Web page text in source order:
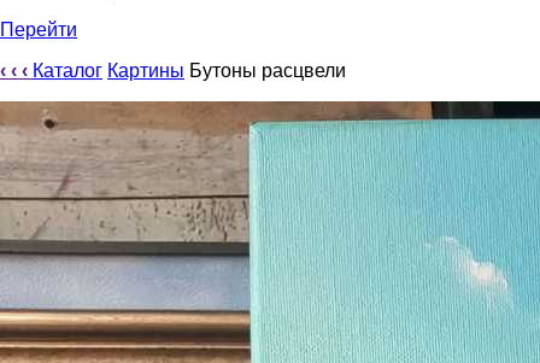
Перейти
‹ ‹ ‹ Каталог Картины Бутоны расцвели